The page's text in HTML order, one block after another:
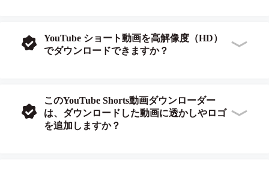
YouTube ショート動画を高解像度（HD）
でダウンロードできますか？
このYouTube Shorts動画ダウンローダー
は、ダウンロードした動画に透かしやロゴ
を追加しますか？